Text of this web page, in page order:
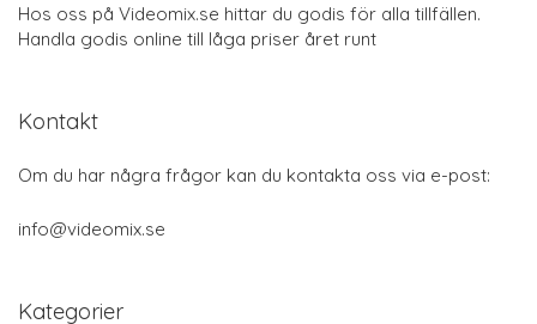
Hos oss på Videomix.se hittar du godis för alla tillfällen.
Handla godis online till låga priser året runt
Kontakt
Om du har några frågor kan du kontakta oss via e-post:
info@videomix.se
Kategorier